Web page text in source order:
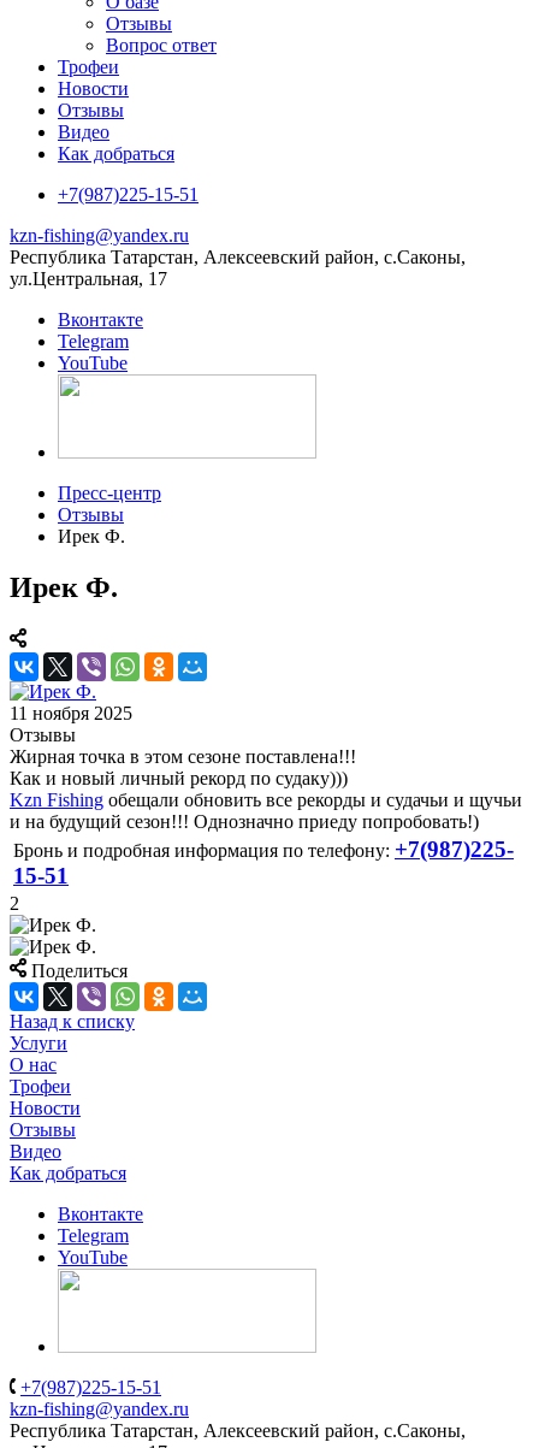
Отзывы
Вопрос ответ
Трофеи
Новости
Отзывы
Видео
Как добраться
+7(987)225-15-51
kzn-fishing@yandex.ru
Республика Татарстан, Алексеевский район, с.Саконы,
ул.Центральная, 17
Вконтакте
Telegram
YouTube
Пресс-центр
Отзывы
Ирек Ф.
Ирек Ф.
11 ноября 2025
Отзывы
Жирная точка в этом сезоне поставлена!!!
Как и новый личный рекорд по судаку)))
Kzn Fishing обещали обновить все рекорды и судачьи и щучьи
и на будущий сезон!!! Однозначно приеду попробовать!)
Бронь и подробная информация по телефону: +7(987)225-
15-51
2
Поделиться
Назад к списку
Услуги
О нас
Трофеи
Новости
Отзывы
Видео
Как добраться
Вконтакте
Telegram
YouTube
+7(987)225-15-51
kzn-fishing@yandex.ru
Республика Татарстан, Алексеевский район, с.Саконы,